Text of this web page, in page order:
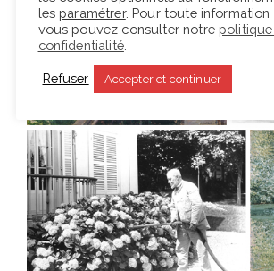
les paramétrer. Pour toute
vous pouvez consulter notre
confidentialité.
Refuser Accepter et continuer